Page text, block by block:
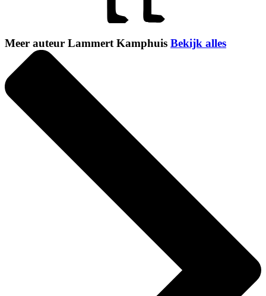
Meer auteur Lammert Kamphuis Bekijk alles